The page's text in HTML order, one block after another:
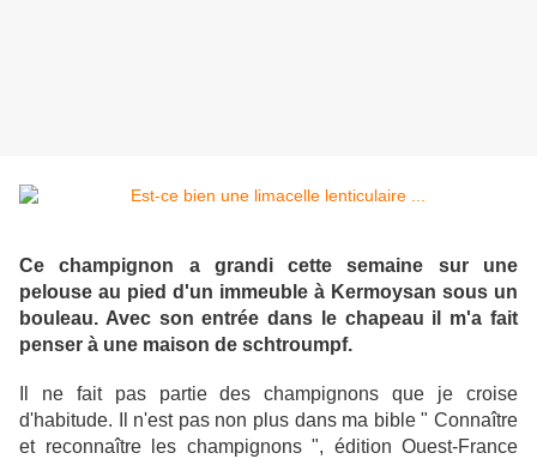
Ce champignon a grandi cette semaine sur une
pelouse au pied d'un immeuble à Kermoysan sous un
bouleau. Avec son entrée dans le chapeau il m'a fait
penser à une maison de schtroumpf.
Il ne fait pas partie des champignons que je croise
d'habitude. Il n'est pas non plus dans ma bible " Connaître
et reconnaître les champignons ", édition Ouest-France